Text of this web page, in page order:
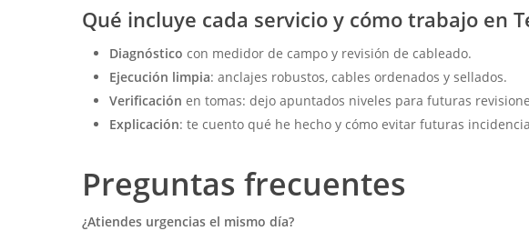
Qué incluye cada servicio y cómo trabajo en
Diagnóstico con medidor de campo y revisión de cableado.
Ejecución limpia: anclajes robustos, cables ordenados y sellados.
Verificación en tomas: dejo apuntados niveles para futuras
Explicación: te cuento qué he hecho y cómo evitar futuras
Preguntas frecuentes
¿Atiendes urgencias el mismo día?